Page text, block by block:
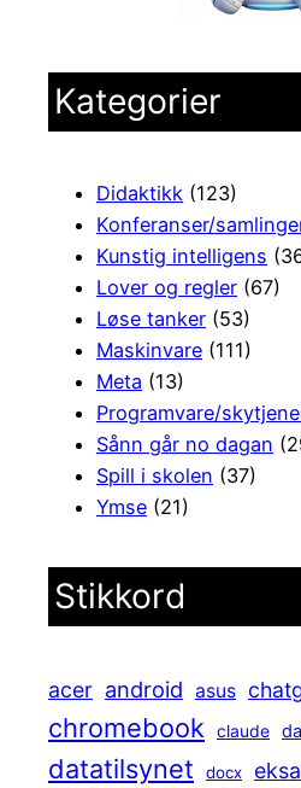
Kategorier
Didaktikk (123)
Konferanser/
Kunstig intelligens
Lover og regler (67)
Løse tanker (53)
Maskinvare (111)
Meta (13)
Programvare/
Sånn går no dagan
Spill i skolen (37)
Ymse (21)
Stikkord
acer android asus
chromebook claude
datatilsynet docx